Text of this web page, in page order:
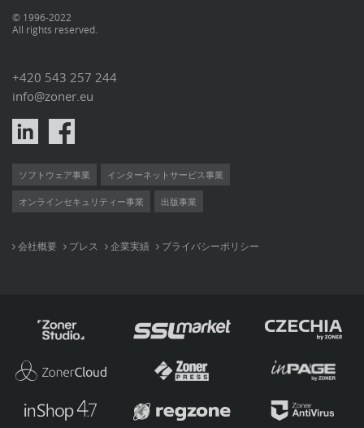
© 1996-2022
All rights reserved.
+420 543 257 244
info@zoner.eu
ソフトウェア事業 インターネットサービス事業
オンラインセキュリティー事業 出版事業
会社概要 プレス 企業実績 プライバシーポリシー